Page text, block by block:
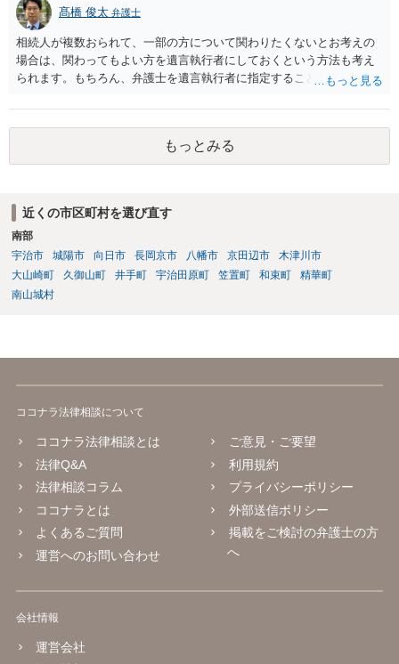
髙橋 俊太 弁護士
相続人が複数おられて、一部の方について関わりたくないとお考えの
場合は、関わってもよい方を遺言執行者にしておくという方法も考え
られます。もちろん、弁護士を遺言執行者に指定することもできます
方に再委任の権限を付与しておくという方法もあります。 一度、弁護
士に直接ご相談されることをお勧めいたします。
もっとみる
近くの市区町村を選び直す
南部
宇治市
城陽市 向日市 長岡京市 八幡市 京田辺市
木津川市
大山崎町
久御山町 井手町 宇治田原町 笠置町 和束町
精華町
南山城村
ココナラ法律相談について
ココナラ法律相談とは
法律Q&A
法律相談コラム
ココナラとは
よくあるご質問
運営へのお問い合わせ
ご意見・ご要望
利用規約
プライバシーポリシー
外部送信ポリシー
掲載をご検討の弁護士の方
へ
会社情報
運営会社